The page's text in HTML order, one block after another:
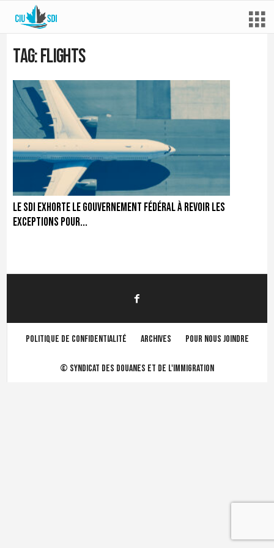
Tag: flights
Le SDI exhorte le gouvernement fédéral à revoir les
exceptions pour...
Politique de confidentialité Archives Pour nous joindre
© Syndicat des douanes et de l'immigration